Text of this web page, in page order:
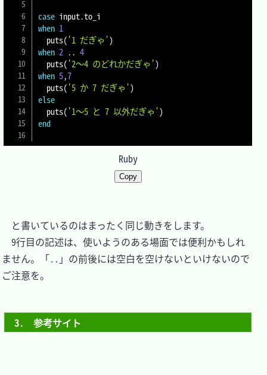
case input.
when 1
  puts
('1 だぎゃ')
when 2 .. 4
  puts
('2～4 のどれかだぎゃ')
when 5,7
  puts
('5 か 7 だぎゃ')
else
  puts
('1～5 と 7 以外だぎゃ')
end
Ruby
Copy
と書いているのはまったく同じ動きをします。
9行目の記述は、使いようのある場面では便利かもしれ
ません。「..」の前後には空白を空けないといけないので
ご注意を。
3.　参考サイト